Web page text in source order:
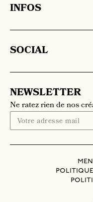
INFOS
SOCIAL
NEWSLETTER
Ne ratez rien de nos